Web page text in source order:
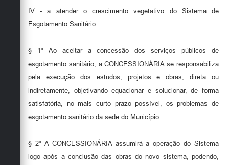
IV - a atender o crescimento vegetativo do Sistema de
Esgotamento Sanitário.
§ 1º Ao aceitar a concessão dos serviços públicos de
esgotamento sanitário, a CONCESSIONÁRIA se responsabiliza
pela execução dos estudos, projetos e obras, direta ou
indiretamente, objetivando equacionar e solucionar, de forma
satisfatória, no mais curto prazo possível, os problemas de
esgotamento sanitário da sede do Município.
§ 2º A CONCESSIONÁRIA assumirá a operação do Sistema
logo após a conclusão das obras do novo sistema, podendo,